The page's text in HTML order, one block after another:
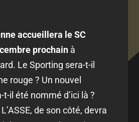
accueillera le SC
prochain à
Le Sporting sera-t-il
rouge ? Un nouvel
il été nommé d’ici là ?
de son côté, devra